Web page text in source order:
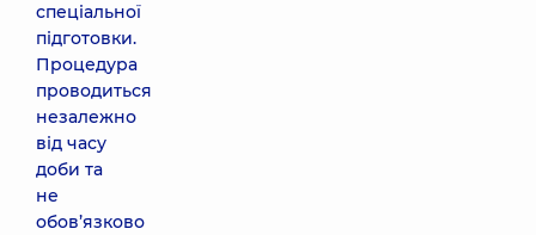
спеціальної
підготовки.
Процедура
проводиться
незалежно
від часу
доби та
не
обов’язково